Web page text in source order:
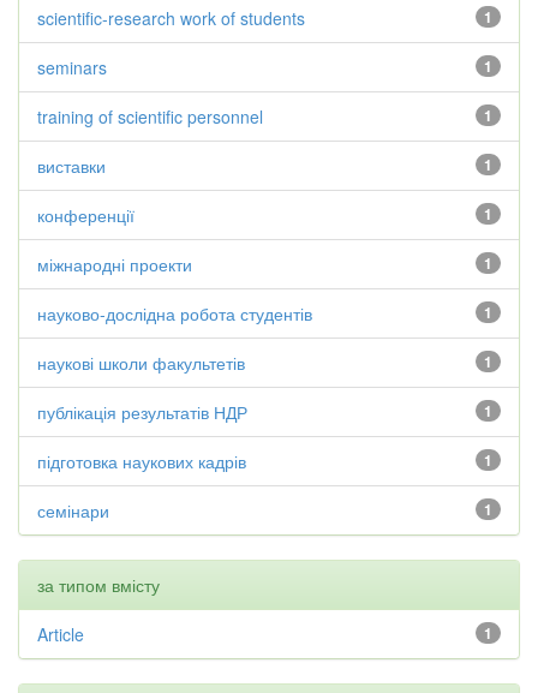
1
scientific-research work of students
1
seminars
1
training of scientific personnel
1
виставки
1
конференції
1
міжнародні проекти
1
науково-дослідна робота студентів
1
наукові школи факультетів
1
публікація результатів НДР
1
підготовка наукових кадрів
1
семінари
за типом вмісту
1
Article